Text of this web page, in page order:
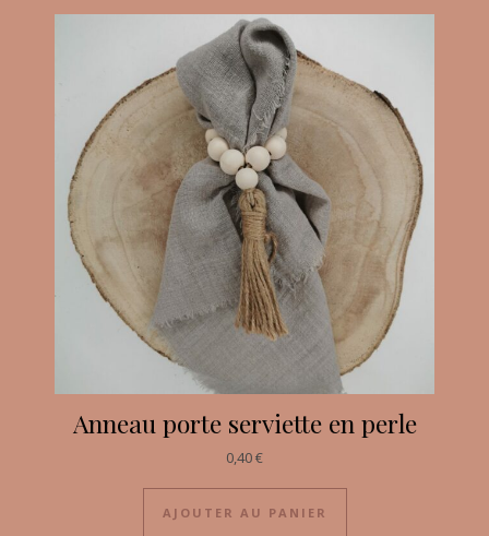
Anneau porte serviette en perle
0,40€
AJOUTER AU PANIER